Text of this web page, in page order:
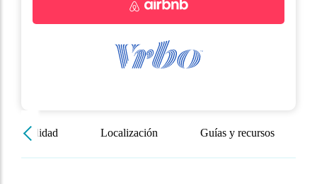
Localización Guías y recursos